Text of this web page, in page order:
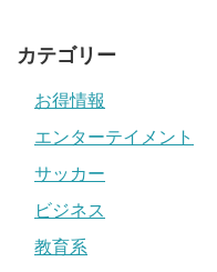
カテゴリー
お得情報
エンターテイメント
サッカー
ビジネス
教育系